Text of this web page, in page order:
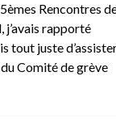
Rencontres
j’avais rapporté
tout juste
Comité de grève